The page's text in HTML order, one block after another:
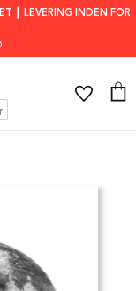
┃ LEVERING INDEN FOR